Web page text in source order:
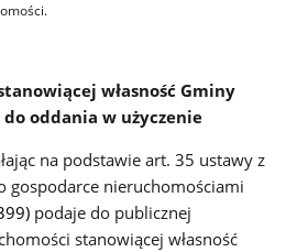
własność Gminy
oddania w użyczenie
na podstawie art. 35 ustawy z
gospodarce nieruchomościami
podaje do publicznej
stanowiącej własność